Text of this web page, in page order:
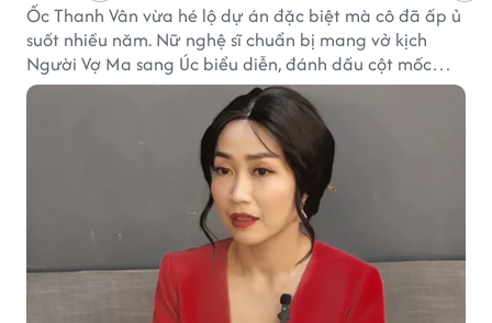
Ốc Thanh Vân vừa hé lộ dự án đặc biệt mà cô đã ấp ủ
suốt nhiều năm. Nữ nghệ sĩ chuẩn bị mang vở kịch
Người Vợ Ma sang Úc biểu diễn, đánh dấu cột mốc
đáng nhớ trong hành trình làm nghề.